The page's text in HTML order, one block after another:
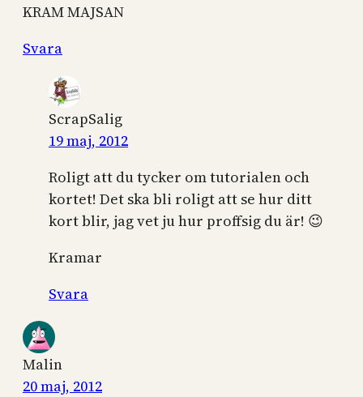
KRAM MAJSAN
Svara
ScrapSalig
19 maj, 2012
Roligt att du tycker om tutorialen och
kortet! Det ska bli roligt att se hur ditt
kort blir, jag vet ju hur proffsig du är! 😉
Kramar
Svara
Malin
20 maj, 2012